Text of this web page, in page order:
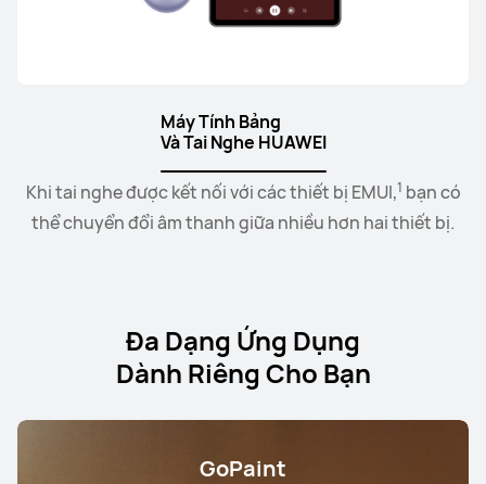
Khi tai nghe được kết nối với các thiết bị EMUI,1 bạn có
thể chuyển đổi âm thanh giữa nhiều hơn hai thiết bị.
Máy Tính Bảng
Và Tai Nghe HUAWEI
Đa Dạng Ứng Dụng
Dành Riêng Cho Bạn
GoPaint